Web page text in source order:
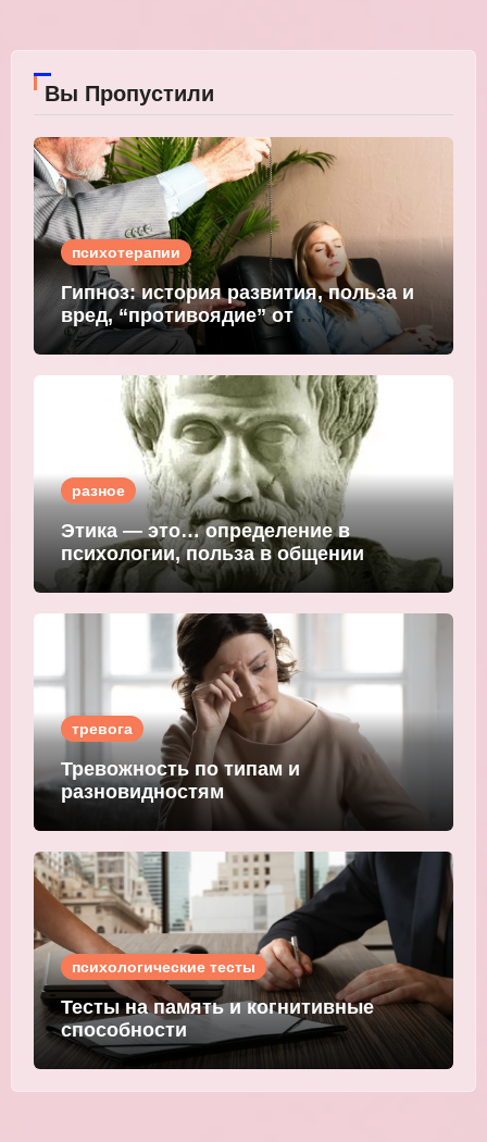
Вы Пропустили
психотерапии
Гипноз: история развития, польза и
вред, “противоядие” от
мошеннического внушения
разное
Этика — это… определение в
психологии, польза в общении
тревога
Тревожность по типам и
разновидностям
психологические тесты
Тесты на память и когнитивные
способности